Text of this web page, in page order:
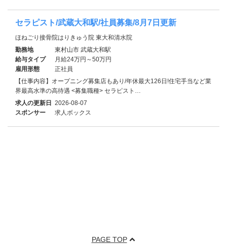
セラピスト/武蔵大和駅/社員募集/8月7日更新
ほねごり接骨院はりきゅう院 東大和清水院
勤務地
東村山市 武蔵大和駅
給与タイプ
月給24万円～50万円
雇用形態
正社員
【仕事内容】オープニング募集店もあり/年休最大126日!住宅手当など業
界最高水準の高待遇 <募集職種> セラピスト…
求人の更新日 2026-08-07
スポンサー
求人ボックス
PAGE TOP